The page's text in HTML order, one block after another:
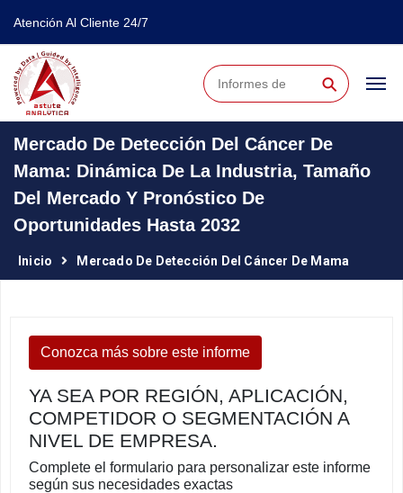
Atención Al Cliente 24/7
⚲
Mercado De Detección Del Cáncer De
Mama: Dinámica De La Industria, Tamaño
Del Mercado Y Pronóstico De
Oportunidades Hasta 2032
Inicio Mercado De Detección Del Cáncer De Mama
Conozca más sobre este informe
YA SEA POR REGIÓN, APLICACIÓN,
COMPETIDOR O SEGMENTACIÓN A
NIVEL DE EMPRESA.
Complete el formulario para personalizar este informe
según sus necesidades exactas